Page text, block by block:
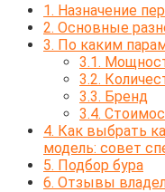
1. Назначение
2. Основные
3. По каким
3.1.
3.2.
3.3. Бренд
3.4.
4. Как выбрать
модель: совет
5. Подбор бура
6. Отзывы